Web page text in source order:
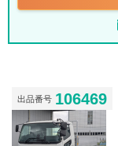
出品番号 106469